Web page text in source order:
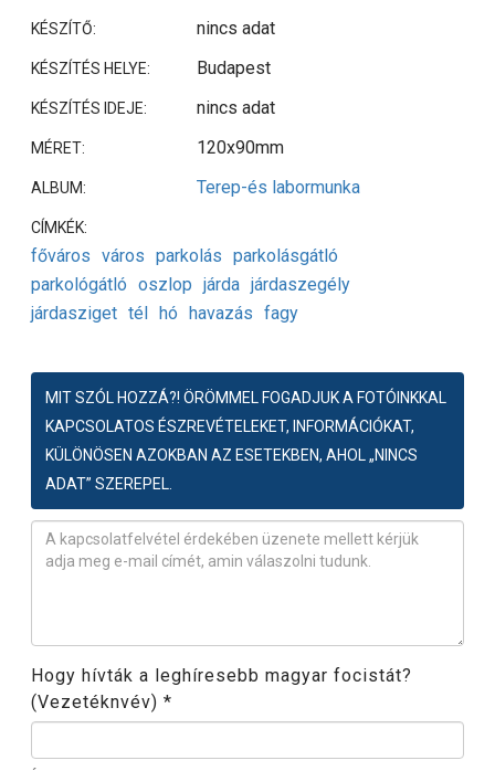
KÉSZÍTŐ: nincs adat
KÉSZÍTÉS HELYE: Budapest
KÉSZÍTÉS IDEJE: nincs adat
MÉRET: 120x90mm
ALBUM: Terep-és labormunka
CÍMKÉK:
főváros város parkolás parkolásgátló
parkológátló oszlop járda járdaszegély
járdasziget tél hó havazás fagy
MIT SZÓL HOZZÁ?! ÖRÖMMEL FOGADJUK A FOTÓINKKAL
KAPCSOLATOS ÉSZREVÉTELEKET, INFORMÁCIÓKAT,
KÜLÖNÖSEN AZOKBAN AZ ESETEKBEN, AHOL „NINCS
ADAT” SZEREPEL.
Hogy hívták a leghíresebb magyar focistát?
(Vezetéknvév) *